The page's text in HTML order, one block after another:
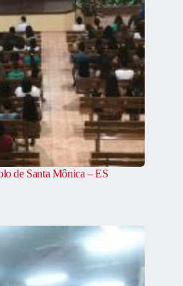
de Santa Mônica – ES